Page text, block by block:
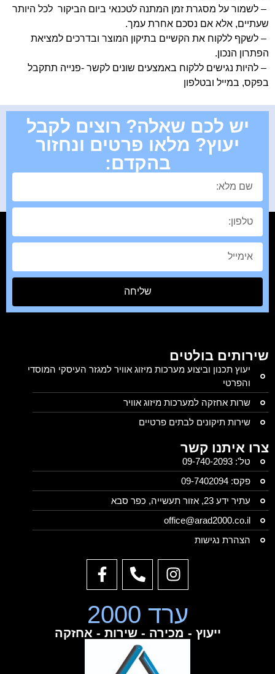
– לשמור על מסגרת זמן המתנה לטכנאי ביום הביקור לכל היותר
שעתיים, אלא אם נסכם אחרת עמך.
– לשקף ללקוח את הקשיים בתיקון המוצר ובדרכים למציאת
הפתרון הנכון.
– להיות נגישים ללקוח באמצעים שונים לקשר -פנייה תתקבל
בפקס, במייל ובטלפון
יש לכם שאלה? רוצים לקבל
יעוץ? מלאו פרטים ונחזור
בהקדם:
שליחה
שירותים בולטים
יעוץ תכנון וביצוע מערכות מיזוג אוויר למגזר העיסקי המוסדי
והפרטי
שרות אחזקה למערכות מיזוג אוויר
שירות תיקונים לבתים פרטיים
צרו איתנו קשר
טל': 09-740-2093
פקס: 09-7402094
עתיר ידע 23, אזור תעשייה, כפר סבא
office@arad2000.co.il
הצהרת נגישות
ערד 2000
ייעוץ - מכירה - שירות - אחזקה